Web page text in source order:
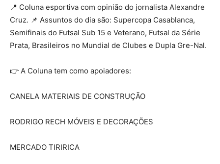
📍 Coluna esportiva com opinião do jornalista Alexandre
Cruz. 📌 Assuntos do dia são: Supercopa Casablanca,
Semifinais do Futsal Sub 15 e Veterano, Futsal da Série
Prata, Brasileiros no Mundial de Clubes e Dupla Gre-Nal.
👉 A Coluna tem como apoiadores:
CANELA MATERIAIS DE CONSTRUÇÃO
RODRIGO RECH MÓVEIS E DECORAÇÕES
MERCADO TIRIRICA